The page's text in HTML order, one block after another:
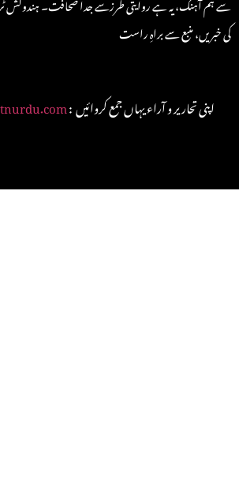
کی خبریں، منبع سے براہِ راست
: اپنی تحاریر و آراء یہاں جمع کروائیں